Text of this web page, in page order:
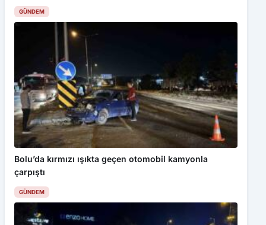
GÜNDEM
Bolu’da kırmızı ışıkta geçen otomobil kamyonla
çarpıştı
GÜNDEM